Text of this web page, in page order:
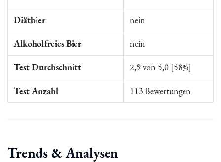
Diätbier nein
Alkoholfreies Bier nein
Test Durchschnitt 2,9 von 5,0 [58%]
Test Anzahl 113 Bewertungen
Trends & Analysen